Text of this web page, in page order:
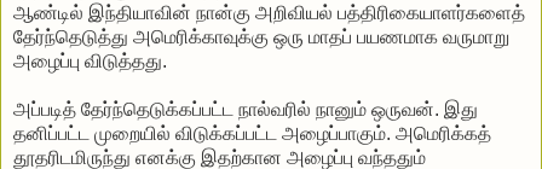
ஆண்டில் இந்தியாவின் நான்கு அறிவியல் பத்திரிகையாளர்களைத்
தேர்ந்தெடுத்து அமெரிக்காவுக்கு ஒரு மாதப் பயணமாக வருமாறு
அழைப்பு விடுத்தது.
அப்படித் தேர்ந்தெடுக்கப்பட்ட நால்வரில் நானும் ஒருவன். இது
தனிப்பட்ட முறையில் விடுக்கப்பட்ட அழைப்பாகும். அமெரிக்கத்
தூதரிடமிருந்து எனக்கு இதற்கான அழைப்பு வந்ததும்